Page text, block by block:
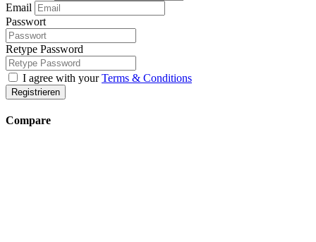
Email
Passwort
Retype Password
I agree with yourTerms & Conditions
Registrieren
Compare